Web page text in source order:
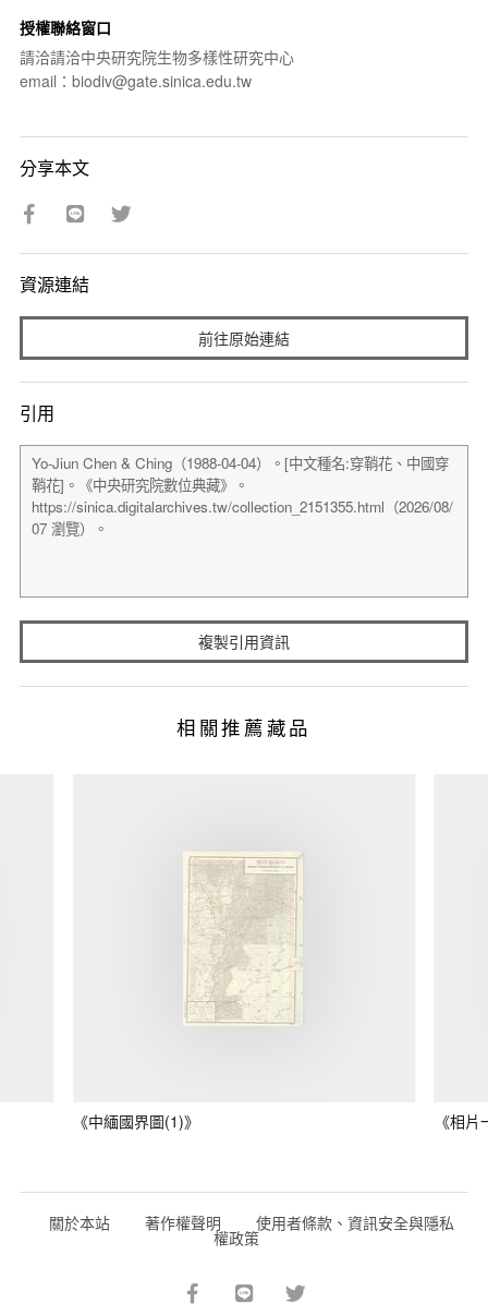
授權聯絡窗口
請洽請洽中央研究院生物多樣性研究中心
email：biodiv@gate.sinica.edu.tw
分享本文
資源連結
前往原始連結
引用
複製引用資訊
相關推薦藏品
《中緬國界圖(1)》 《相
關於本站 著作權聲明 使用者條款、資訊安全與隱私
權政策